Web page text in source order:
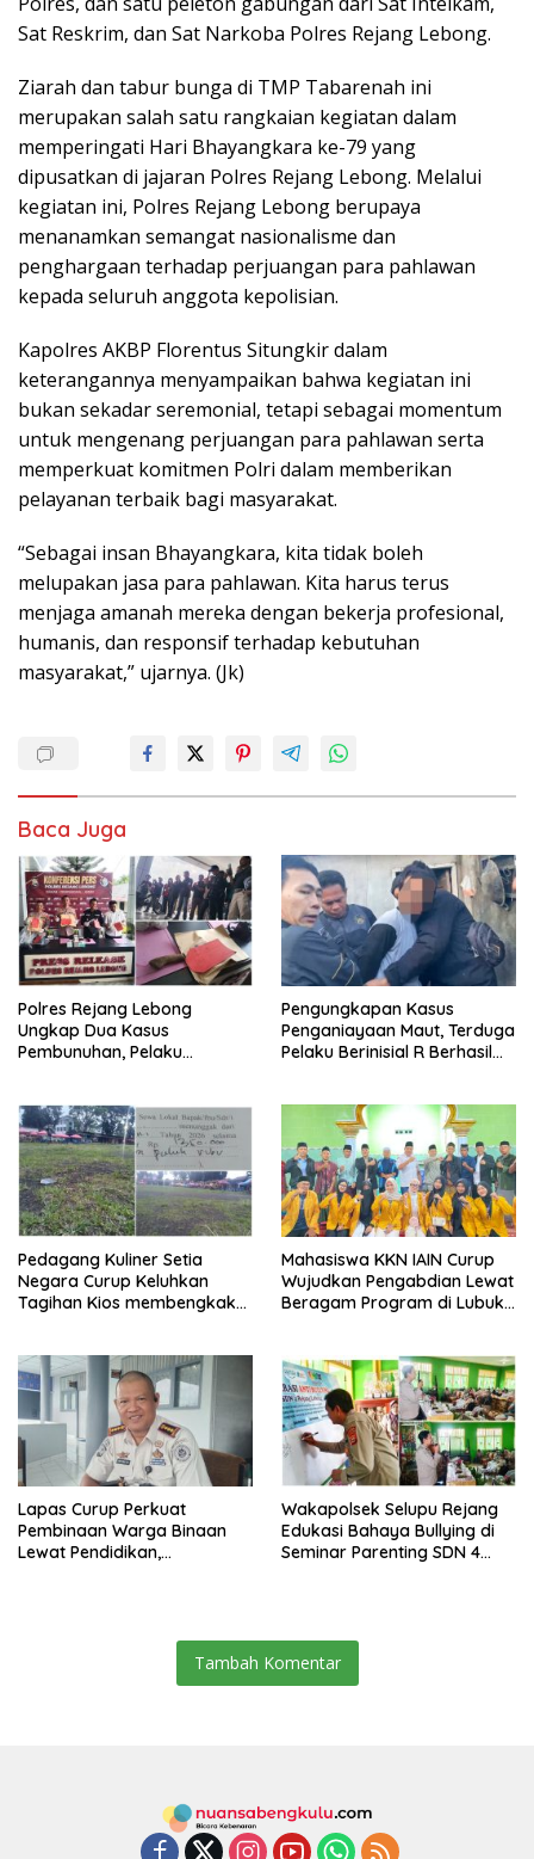
Sat Reskrim, dan Sat Narkoba Polres Rejang Lebong.
Ziarah dan tabur bunga di TMP Tabarenah ini
merupakan salah satu rangkaian kegiatan dalam
memperingati Hari Bhayangkara ke-79 yang
dipusatkan di jajaran Polres Rejang Lebong. Melalui
kegiatan ini, Polres Rejang Lebong berupaya
menanamkan semangat nasionalisme dan
penghargaan terhadap perjuangan para pahlawan
kepada seluruh anggota kepolisian.
Kapolres AKBP Florentus Situngkir dalam
keterangannya menyampaikan bahwa kegiatan ini
bukan sekadar seremonial, tetapi sebagai momentum
untuk mengenang perjuangan para pahlawan serta
memperkuat komitmen Polri dalam memberikan
pelayanan terbaik bagi masyarakat.
“Sebagai insan Bhayangkara, kita tidak boleh
melupakan jasa para pahlawan. Kita harus terus
menjaga amanah mereka dengan bekerja profesional,
humanis, dan responsif terhadap kebutuhan
masyarakat,” ujarnya. (Jk)
Baca Juga
Polres Rejang Lebong
Ungkap Dua Kasus
Pembunuhan, Pelaku
Pengungkapan Kasus
Penganiayaan Maut, Terduga
Pelaku Berinisial R Berhasil
Pedagang Kuliner Setia
Negara Curup Keluhkan
Tagihan Kios membengkak
Mahasiswa KKN IAIN Curup
Wujudkan Pengabdian Lewat
Beragam Program di Lubuk
Lapas Curup Perkuat
Pembinaan Warga Binaan
Lewat Pendidikan,
Wakapolsek Selupu Rejang
Edukasi Bahaya Bullying di
Seminar Parenting SDN 4
Tambah Komentar